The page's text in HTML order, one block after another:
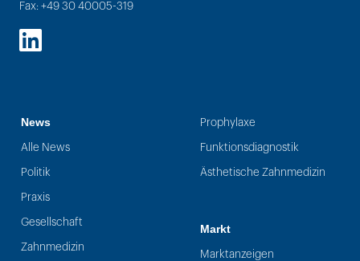
Fax: +49 30 40005-319
LinkedIn
News
Alle News
Politik
Praxis
Gesellschaft
Zahnmedizin
Prophylaxe
Funktionsdiagnostik
Ästhetische Zahnmedizin
Markt
Marktanzeigen